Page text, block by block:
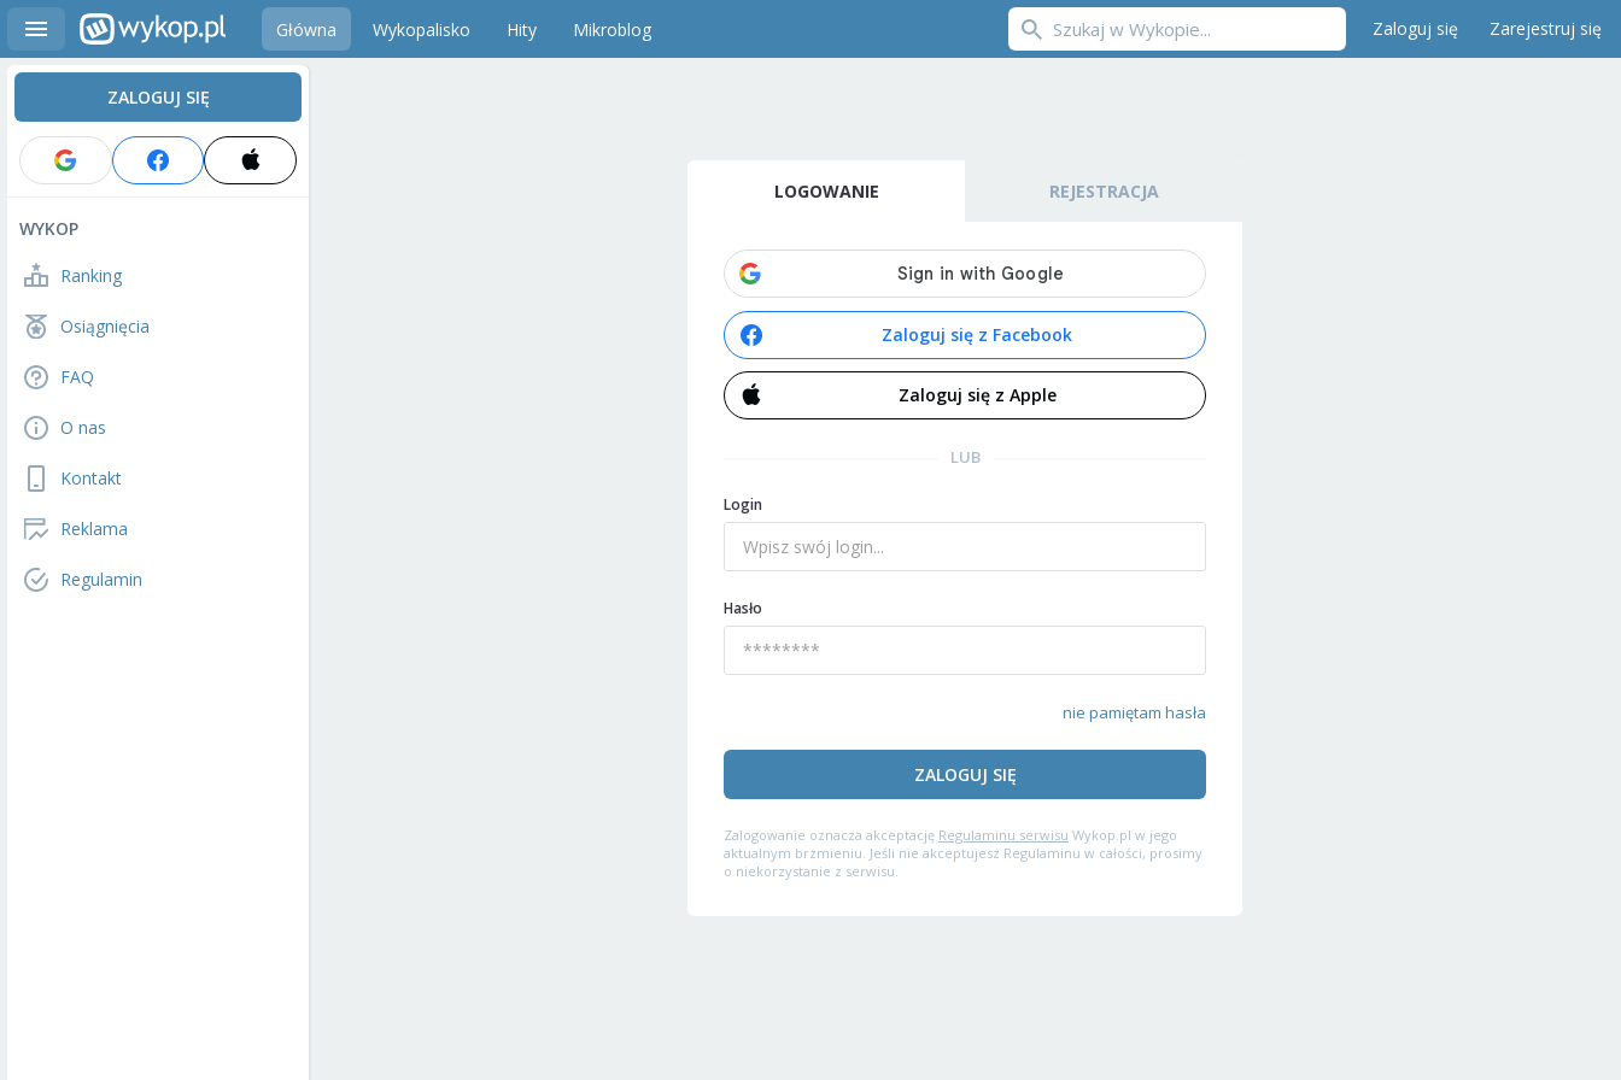
Główna Wykopalisko Hity Mikroblog Zaloguj się Zarejestruj się
ZALOGUJ SIĘ
WYKOP
Ranking
Osiągnięcia
FAQ
O nas
Kontakt
Reklama
Regulamin
LOGOWANIE REJESTRACJA
Zaloguj się z Facebook
Zaloguj się z Apple
LUB
Login
Hasło
nie pamiętam hasła
ZALOGUJ SIĘ
Zalogowanie oznacza akceptację Regulaminu serwisu Wykop.pl w jego
aktualnym brzmieniu. Jeśli nie akceptujesz Regulaminu w całości, prosimy
o niekorzystanie z serwisu.